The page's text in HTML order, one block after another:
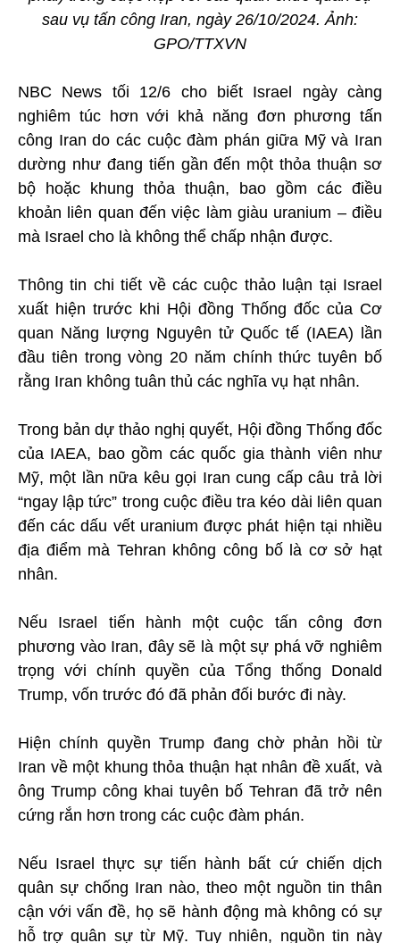
sau vụ tấn công Iran, ngày 26/10/2024. Ảnh:
GPO/TTXVN
NBC News tối 12/6 cho biết Israel ngày càng
nghiêm túc hơn với khả năng đơn phương tấn
công Iran do các cuộc đàm phán giữa Mỹ và Iran
dường như đang tiến gần đến một thỏa thuận sơ
bộ hoặc khung thỏa thuận, bao gồm các điều
khoản liên quan đến việc làm giàu uranium – điều
mà Israel cho là không thể chấp nhận được.
Thông tin chi tiết về các cuộc thảo luận tại Israel
xuất hiện trước khi Hội đồng Thống đốc của Cơ
quan Năng lượng Nguyên tử Quốc tế (IAEA) lần
đầu tiên trong vòng 20 năm chính thức tuyên bố
rằng Iran không tuân thủ các nghĩa vụ hạt nhân.
Trong bản dự thảo nghị quyết, Hội đồng Thống đốc
của IAEA, bao gồm các quốc gia thành viên như
Mỹ, một lần nữa kêu gọi Iran cung cấp câu trả lời
“ngay lập tức” trong cuộc điều tra kéo dài liên quan
đến các dấu vết uranium được phát hiện tại nhiều
địa điểm mà Tehran không công bố là cơ sở hạt
nhân.
Nếu Israel tiến hành một cuộc tấn công đơn
phương vào Iran, đây sẽ là một sự phá vỡ nghiêm
trọng với chính quyền của Tổng thống Donald
Trump, vốn trước đó đã phản đối bước đi này.
Hiện chính quyền Trump đang chờ phản hồi từ
Iran về một khung thỏa thuận hạt nhân đề xuất, và
ông Trump công khai tuyên bố Tehran đã trở nên
cứng rắn hơn trong các cuộc đàm phán.
Nếu Israel thực sự tiến hành bất cứ chiến dịch
quân sự chống Iran nào, theo một nguồn tin thân
cận với vấn đề, họ sẽ hành động mà không có sự
hỗ trợ quân sự từ Mỹ. Tuy nhiên, nguồn tin này